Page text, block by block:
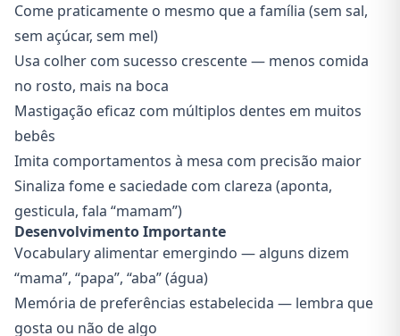
Come praticamente o mesmo que a família (sem sal,
sem açúcar, sem mel)
Usa colher com sucesso crescente — menos comida
no rosto, mais na boca
Mastigação eficaz com múltiplos dentes em muitos
bebês
Imita comportamentos à mesa com precisão maior
Sinaliza fome e saciedade com clareza (aponta,
gesticula, fala “mamam”)
Desenvolvimento Importante
Vocabulary alimentar emergindo — alguns dizem
“mama”, “papa”, “aba” (água)
Memória de preferências estabelecida — lembra que
gosta ou não de algo